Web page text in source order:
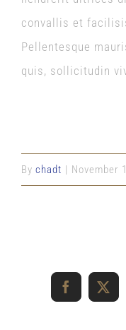
convallis et
Pellentesque
quis, sollicitudin
By chadt | November
Facebook
X